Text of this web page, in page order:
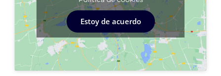
Estoy de acuerdo